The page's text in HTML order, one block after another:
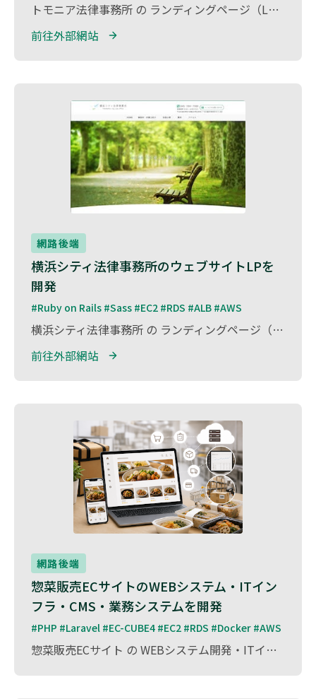
トモニア法律事務所 の ランディングページ（LP）開発 を担当しました。 トモニア法律事務所は、個人・法人向けに幅広いリーガルサービスを提供する法律事務所 です。 本プロジェクトでは、法律相談や事務所の特徴を分かりやすく伝えるためのLPを構築 し、ユーザーがスムーズに問い合わせや相談予約ができる導線設計を実施 しました。 開発には Nuxt.js と Firebase Hosting を活用し、軽量かつ高速なWebサイトを実現。 また、SEOを考慮した設計を取り入れ、検索エンジンからの流入強化をサポート しました。 法律相談を必要とする方々に、よりアクセスしやすい情報提供の場を提供することに貢献しました。
前往外部網站
網路後端
横浜シティ法律事務所のウェブサイトLPを
開発
#Ruby on Rails #Sass #EC2 #RDS #ALB #AWS
横浜シティ法律事務所 の ランディングページ（LP）開発 を担当しました。 本事務所は、個人・法人を問わず、幅広い法律相談やトラブル解決をサポートする法律事務所 です。 今回のプロジェクトでは、相談者が 必要な情報にすばやくアクセスし、スムーズに問い合わせができるLPの設計・開発 を行いました。 開発には Ruby on Rails を採用し、安定性・セキュリティを確保しながら、直感的な操作性と見やすさを兼ね備えたサイトを構築。 また、SEOを考慮した設計を取り入れ、検索エンジンからの流入を強化し、より多くのユーザーがアクセスしやすい環境を実現しました。
前往外部網站
網路後端
惣菜販売ECサイトのWEBシステム・ITイン
フラ・CMS・業務システムを開発
#PHP #Laravel #EC-CUBE4 #EC2 #RDS #Docker #AWS
惣菜販売ECサイト の WEBシステム開発・ITインフラ構築・CMS開発・業務システム開発・ソフトウェア開発 を担当しました。 本サイトは、ユーザーがオンラインで手軽に惣菜を注文できるECプラットフォーム であり、注文管理・在庫管理・決済処理・配送管理などを統合したシステムを構築。 また、運営者がスムーズに商品を管理・更新できるよう、CMS（コンテンツ管理システム）を導入し、効率的な運用を実現しました。 開発には Laravel（PHP） を採用し、拡張性・セキュリティ・パフォーマンスに優れたシステムを構築。